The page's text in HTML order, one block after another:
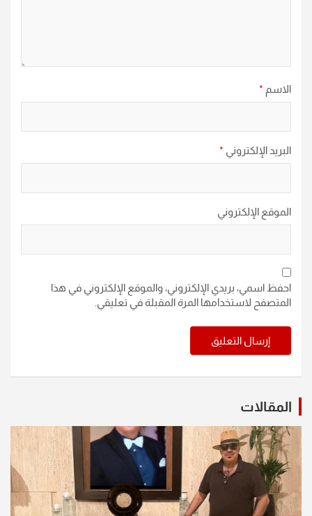
الاسم *
البريد الإلكتروني *
الموقع الإلكتروني
احفظ اسمي، بريدي الإلكتروني، والموقع الإلكتروني في هذا
المتصفح لاستخدامها المرة المقبلة في تعليقي.
المقالات